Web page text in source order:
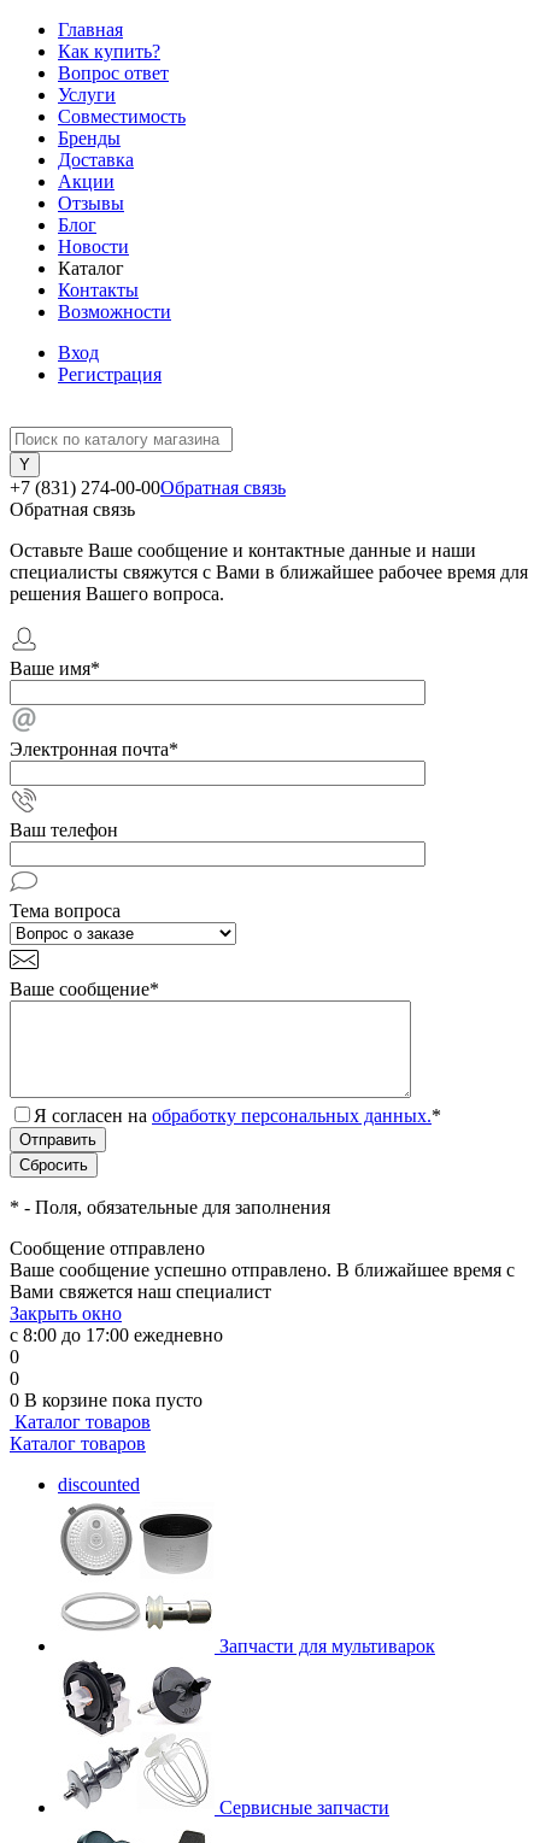
Главная
Как купить?
Вопрос ответ
Услуги
Совместимость
Бренды
Доставка
Акции
Отзывы
Блог
Новости
Каталог
Контакты
Возможности
Вход
Регистрация
+7 (831) 274-00-00Обратная связь
Обратная связь
Оставьте Ваше сообщение и контактные данные и наши
специалисты свяжутся с Вами в ближайшее рабочее время для
решения Вашего вопроса.
Ваше имя*
Электронная почта*
Ваш телефон
Тема вопроса
Ваше сообщение*
Я согласен на обработку персональных данных.*
* - Поля, обязательные для заполнения
Сообщение отправлено
Ваше сообщение успешно отправлено. В ближайшее время с
Вами свяжется наш специалист
Закрыть окно
с 8:00 до 17:00 ежедневно
0
0
0 В корзине пока пусто
Каталог товаров
Каталог товаров
discounted
Запчасти для мультиварок
Сервисные запчасти